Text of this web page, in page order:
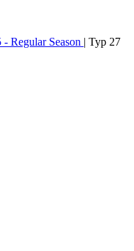
Regular Season | Тур 27